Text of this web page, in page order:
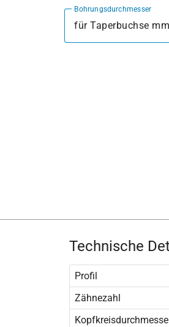
Bohrungsdurchmesser
für Taperbuchse mm
Technische
Profil
Zähnezahl